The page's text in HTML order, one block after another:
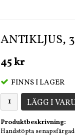
ANTIKLJUS,
45 kr
FINNS I LAGER
LÄGG I
Produktbeskrivning:
Handstöpta